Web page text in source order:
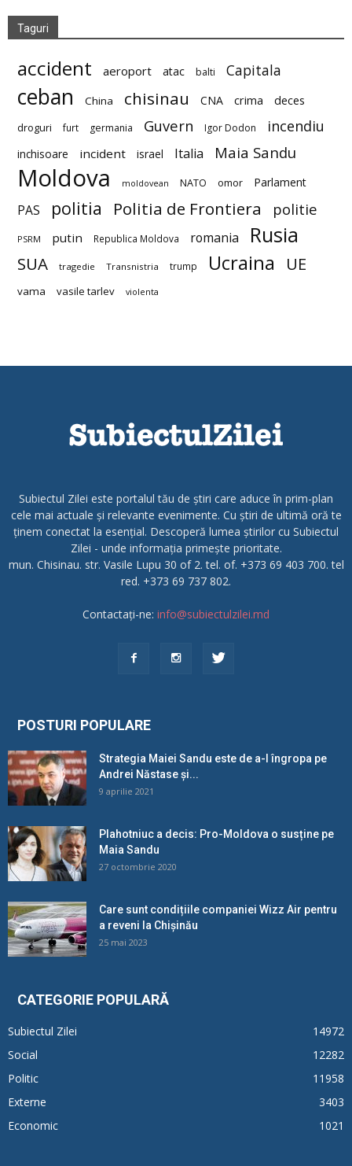
Taguri
accident aeroport atac balti Capitala
ceban China chisinau CNA crima deces
droguri furt germania Guvern Igor Dodon incendiu
inchisoare incident israel Italia Maia Sandu
Moldova moldovean NATO omor Parlament
PAS politia Politia de Frontiera politie
PSRM putin Republica Moldova romania Rusia
SUA tragedie Transnistria trump Ucraina UE
vama vasile tarlev violenta
Subiectul Zilei este portalul tău de știri care aduce în prim-plan
cele mai actuale și relevante evenimente. Cu știri de ultimă oră te
ținem conectat la esențial. Descoperă lumea știrilor cu Subiectul
Zilei - unde informația primește prioritate.
mun. Chisinau. str. Vasile Lupu 30 of 2. tel. of. +373 69 403 700. tel
red. +373 69 737 802.
Contactați-ne: info@subiectulzilei.md
POSTURI POPULARE
Strategia Maiei Sandu este de a-l îngropa pe
Andrei Năstase și...
9 aprilie 2021
Plahotniuc a decis: Pro-Moldova o susține pe
Maia Sandu
27 octombrie 2020
Care sunt condițiile companiei Wizz Air pentru
a reveni la Chișinău
25 mai 2023
CATEGORIE POPULARĂ
Subiectul Zilei
14972
Social
12282
Politic
11958
Externe
3403
Economic
1021